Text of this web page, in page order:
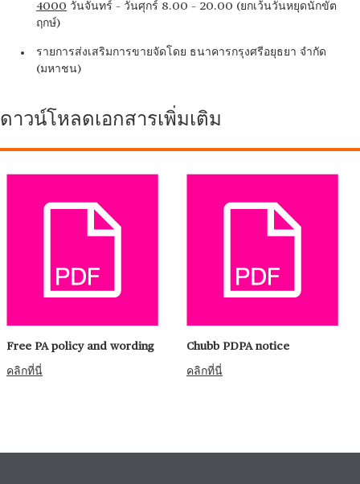
4000 วันจันทร์ – วันศุกร์ 8.00 – 20.00 (ยกเว้นวันหยุดนักขัต
ฤกษ์)
รายการส่งเสริมการขายจัดโดย ธนาคารกรุงศรีอยุธยา จำกัด
(มหาชน)
ดาวน์โหลดเอกสารเพิ่มเติม
Free PA policy and wording
คลิกที่นี่
Chubb PDPA notice
คลิกที่นี่